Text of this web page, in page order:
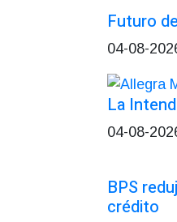
Futuro
04-08-
La
04-08-
BPS
crédito